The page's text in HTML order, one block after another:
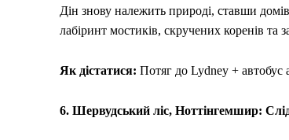
Дін знову належить природі, ставши
лабіринт мостиків, скручених коренів та
Як дістатися: Потяг до Lydney + автобус
6. Шервудський ліс, Ноттінгемшир: